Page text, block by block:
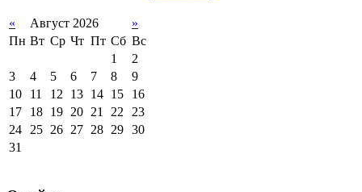
« Август 2026
»
Пн Вт Ср Чт Пт Сб Вс
1
2
3
4 5 6 7 8
9
10
11 12 13 14 15
16
17
18 19 20 21 22
23
24
25 26 27 28 29 30
31